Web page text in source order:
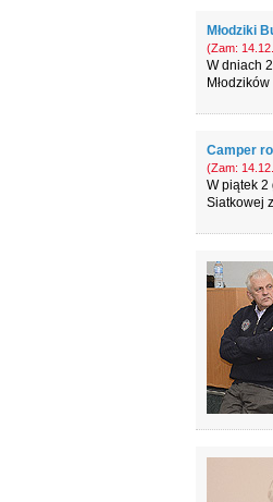
Młodziki
(Zam:
W dniach
Camper
(Zam:
W piątek 2
Siatkowej